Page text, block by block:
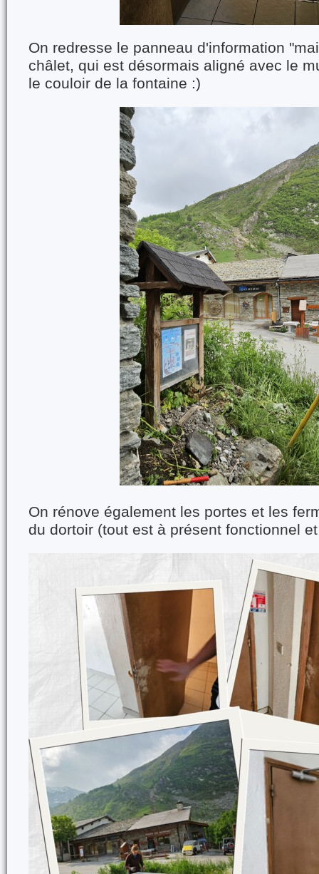
On redresse le panneau d'information
châlet, qui est désormais aligné avec le
le couloir de la fontaine :)
On rénove également les portes et les
du dortoir (tout est à présent fonctionnel